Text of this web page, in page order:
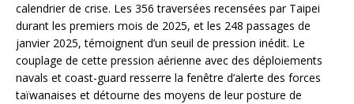
calendrier de crise. Les 356 traversées recensées par Taipei
durant les premiers mois de 2025, et les 248 passages de
janvier 2025, témoignent d’un seuil de pression inédit. Le
couplage de cette pression aérienne avec des déploiements
navals et coast-guard resserre la fenêtre d’alerte des forces
taïwanaises et détourne des moyens de leur posture de